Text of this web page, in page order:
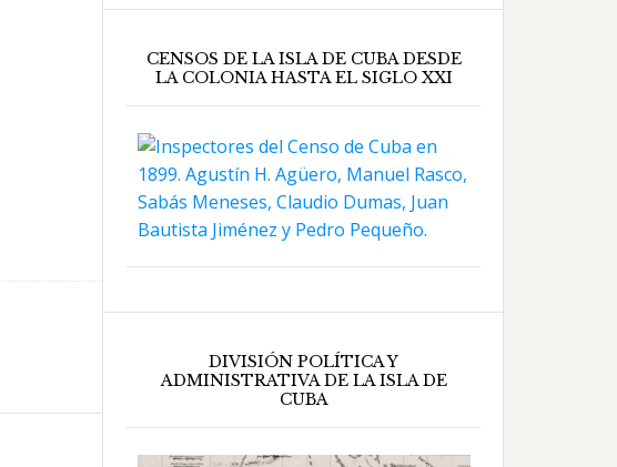
CENSOS DE LA ISLA DE CUBA DESDE
LA COLONIA HASTA EL SIGLO XXI
DIVISIÓN POLÍTICA Y
ADMINISTRATIVA DE LA ISLA DE
CUBA